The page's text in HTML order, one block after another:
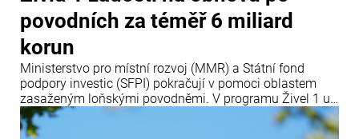
povodních za téměř 6 miliard
korun
Ministerstvo pro místní rozvoj (MMR) a Státní fond
podpory investic (SFPI) pokračují v pomoci oblastem
zasaženým loňskými povodněmi. V programu Živel 1 už
resort vydal přes tři desítky rozhodnutí o poskytnutí
dotace.